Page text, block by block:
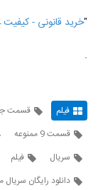
"خرید قانونی - کیفیت 4 کی - قیمت 5000 تومان
.
فیلم قسمت
قسمت 9 ممنوعه
سریال
فیلم
دانلود رایگان سریال